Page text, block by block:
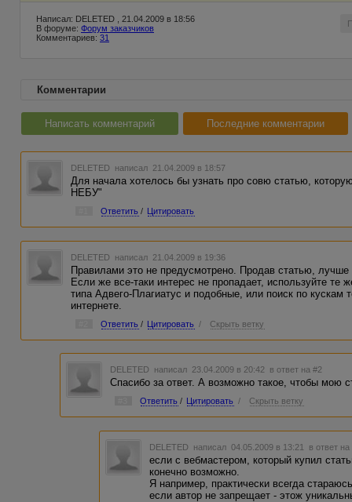
Написал: DELETED , 21.04.2009 в 18:56
В форуме: Форум заказчиков
Комментариев: 31
Комментарии
Написать комментарий Последние комментарии
DELETED написал 21.04.2009 в 18:57
Для начала хотелось бы узнать про совю статью,
НЕБУ"
Ответить / Цитировать
DELETED написал 21.04.2009 в 19:36
Правилами это не предусмотрено. Продав статью,
Если же все-таки интерес не пропадает, используйте те
типа Адвего-Плагиатус и подобные, или поиск по
интернете.
Ответить / Цитировать / Скрыть ветку
DELETED написал 23.04.2009 в 20:42 в ответ на #2
Спасибо за ответ. А возможно такое, чтобы мою
Ответить / Цитировать / Скрыть ветку
DELETED написал 04.05.2009 в 13:21 в ответ на
если с вебмастером, который купил
конечно возможно.
Я например, практически всегда
если автор не запрещает - этож